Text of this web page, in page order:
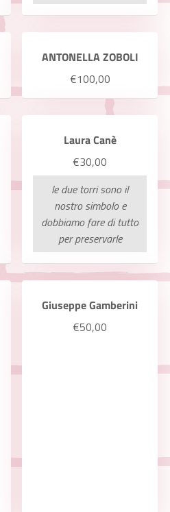
ANTONELLA ZOBOLI
€100,00
Laura Canè
€30,00
le due torri sono il
nostro simbolo e
dobbiamo fare di tutto
per preservarle
Giuseppe Gamberini
€50,00